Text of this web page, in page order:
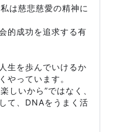
は慈悲慈愛の精神に
的成功を追求する有
生を歩んでいけるか
やっています。
しいから”ではなく、
て、DNAをうまく活